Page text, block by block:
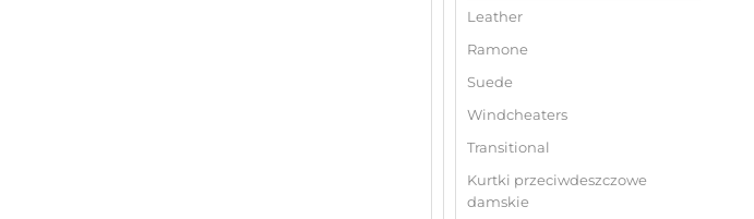
Leather
Ramone
Suede
Windcheaters
Transitional
Kurtki przeciwdeszczowe
damskie